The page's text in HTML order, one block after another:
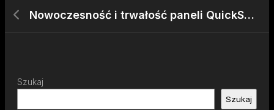
Nowoczesność i trwałość paneli QuickStep
Szukaj
Szukaj